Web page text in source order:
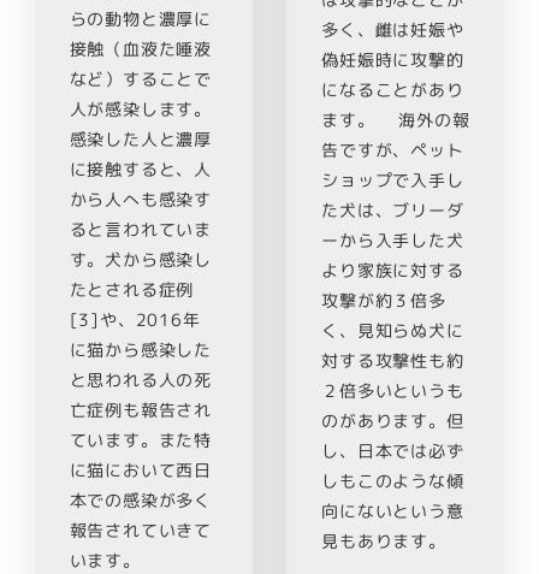
らの動物と濃厚に
接触（血液た唾液
など）することで
人が感染します。
感染した人と濃厚
に接触すると、人
から人へも感染す
ると言われていま
す。犬から感染し
たとされる症例
[3]や、2016年
に猫から感染した
と思われる人の死
亡症例も報告され
ています。また特
に猫において西日
本での感染が多く
報告されていきて
います。
多く、雌は妊娠や
偽妊娠時に攻撃的
になることがあり
ます。 海外の報
告ですが、ペット
ショップで入手し
た犬は、ブリーダ
ーから入手した犬
より家族に対する
攻撃が約３倍多
く、見知らぬ犬に
対する攻撃性も約
２倍多いというも
のがあります。但
し、日本では必ず
しもこのような傾
向にないという意
見もあります。